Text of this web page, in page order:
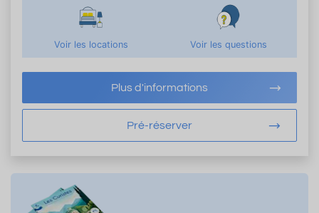
Voir les locations Voir les questions
Plus d'informations
Pré-réserver